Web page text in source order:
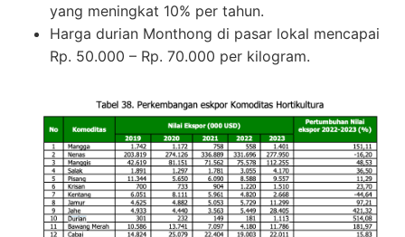
yang meningkat 10% per tahun.
Harga durian Monthong di pasar lokal mencapai
Rp. 50.000 – Rp. 70.000 per kilogram.